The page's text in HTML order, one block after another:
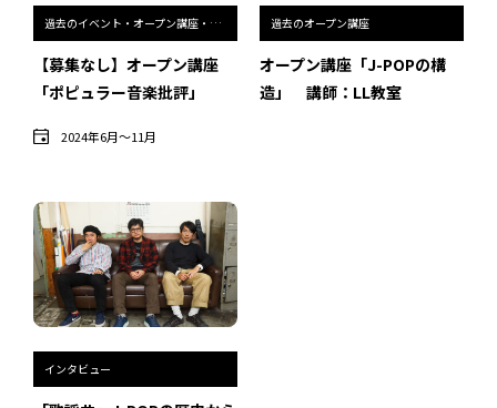
過去の展覧会
配信中のオンライン講座
過去のイベント・オープン講座・展覧会
【募集なし】オープン講座
「ポピュラー音楽批評」
2024年6月〜11月
過去のオープン講座
オープン講座「J-POPの構
造」 講師：LL教室
インタビュー